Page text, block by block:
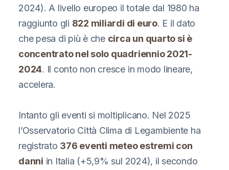
2024). A livello europeo il totale dal 1980 ha
raggiunto gli 822 miliardi di euro. E il dato
che pesa di più è che circa un quarto si è
concentrato nel solo quadriennio 2021-
2024. Il conto non cresce in modo lineare,
accelera.
Intanto gli eventi si moltiplicano. Nel 2025
l’Osservatorio Città Clima di Legambiente ha
registrato 376 eventi meteo estremi con
danni in Italia (+5,9% sul 2024), il secondo